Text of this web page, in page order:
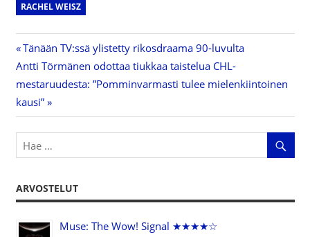
RACHEL WEISZ
Artikkelien
selaus
Previous
Post:
Tänään TV:ssä ylistetty rikosdraama 90-luvulta
Next
Post:
Antti Törmänen odottaa tiukkaa taistelua CHL-
mestaruudesta: ”Pomminvarmasti tulee mielenkiintoinen
kausi”
ARVOSTELUT
Muse: The Wow! Signal ★★★★☆